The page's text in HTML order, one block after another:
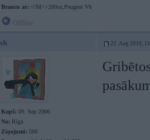
Braucu ar: ///M<>200sx,Peugeot V6
sh 22. Aug 2010,
Kopš: 09. Sep 2006
No: Rīga
Ziņojumi: 560